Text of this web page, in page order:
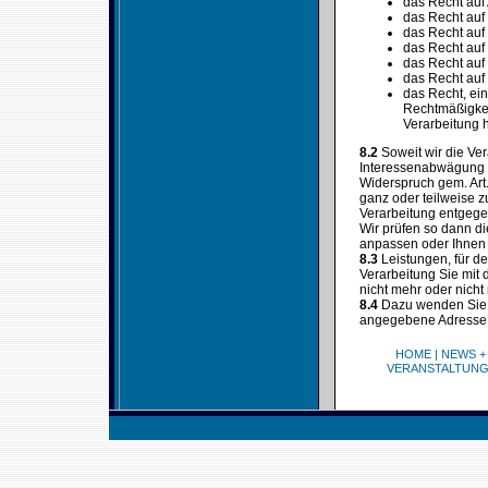
das Recht
das Recht
das Recht
das Recht
das Recht
das Recht,
Verarbeitung
8.2 Soweit wir die
Widerspruch gem.
ganz oder teilweise
Verarbeitung
Wir prüfen so dann
anpassen oder
8.3 Leistungen, für
Verarbeitung Sie mit
nicht mehr oder
8.4 Dazu wenden
angegebene
HOME| NEWS